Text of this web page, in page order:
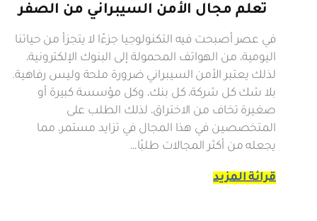
تعلم مجال الأمن السيبراني من الصفر
في عصر أصبحت فيه التكنولوجيا جزءًا لا يتجزأ من حياتنا
اليومية، من الهواتف المحمولة إلى البنوك الإلكترونية،
لذلك يعتبر الأمن السيبراني ضرورة ملحة وليس رفاهية.
بلا شك كل شركة، كل بنك، وكل مؤسسة كبيرة أو
صغيرة تخاف من الاختراق، لذلك الطلب على
المتخصصين في هذا المجال في تزايد مستمر، مما
يجعله من أكثر المجالات طلبًا…
قرائة المزيد